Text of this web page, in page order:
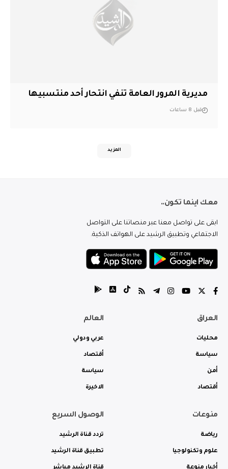
مديرية المرور العامة تنفي انتحار أحد منتسبيها
قبل 8 ساعات
المزيد
معك اينما تكون..
ابقى على تواصل معنا عبر منصاتنا على التواصل
الاجتماعي وتطبيق الرشيد على الهواتف الذكية.
العراق
محليات
سياسة
أمن
أقتصاد
العالم
عربي ودولي
أقتصاد
سياسة
الاخيرة
منوعات
رياضة
علوم وتكنولوجيا
أخبار منوعة
الوصول السريع
تردد قناة الرشيد
تطبيق قناة الرشيد
قناة الرشيد مباشر